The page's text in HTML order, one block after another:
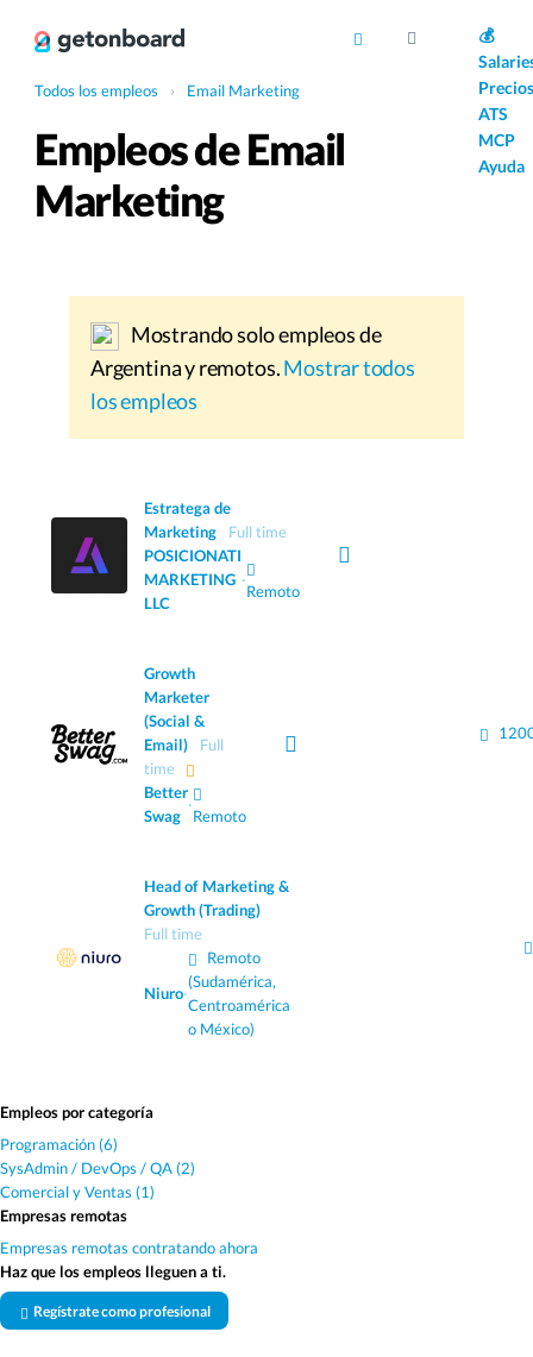
💰
Precios
ATS
MCP
Ayuda
Todos los empleos › Email Marketing
Empleos de Email
Marketing
Mostrando solo empleos de
Argentina y remotos.Mostrar todos
los empleos
Estratega de
Marketing
Full time
POSICIONATI
MARKETING
LLC
·
Remoto
Growth
Marketer
(Social &
Email)
Full
time
Better
Swag
·
Remoto
Head of Marketing &
Growth (Trading)
Full time
Niuro·
Remoto
(Sudamérica,
Centroamérica
o México)
Empleos por categoría
Programación (6)
SysAdmin / DevOps / QA (2)
Comercial y Ventas (1)
Empresas remotas
Empresas remotas contratando ahora
Haz que los empleos lleguen a ti.
Regístrate como profesional